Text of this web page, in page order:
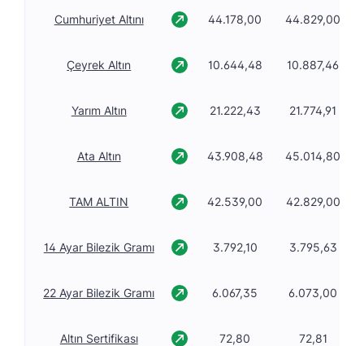
Cumhuriyet Altını 44.178,00 44.829,00
Çeyrek Altın 10.644,48 10.887,46
Yarım Altın 21.222,43 21.774,91
Ata Altın 43.908,48 45.014,80
TAM ALTIN 42.539,00 42.829,00
14 Ayar Bilezik Gramı 3.792,10 3.795,63
22 Ayar Bilezik Gramı 6.067,35 6.073,00
Altın Sertifikası 72,80 72,81